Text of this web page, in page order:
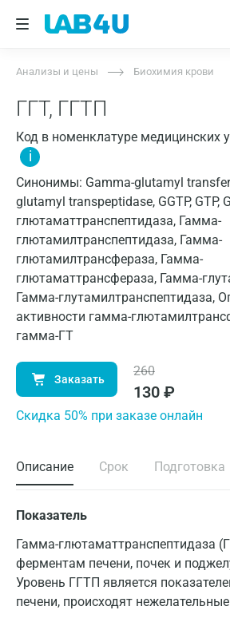
Анализы и цены Биохимия крови
ГГТ, ГГТП
Код в номенклатуре медицинских
i
Синонимы: Gamma-glutamyl
glutamyl transpeptidase, GGTP, GTP,
глютаматтранспептидаза, Гамма-
глютамилтранспептидаза, Гамма-
глютамилтрансфераза, Гамма-
глютаматтрансфераза, Гамма-
Гамма-глутамилтранспептидаза,
активности гамма-
гамма-ГТ
Заказать
260
130 ₽
Cкидка 50% при заказе онлайн
Описание Срок Подготовка
Показатель
Гамма-глютаматтранспептидаза
ферментам печени, почек и
Уровень ГГТП является
печени, происходят